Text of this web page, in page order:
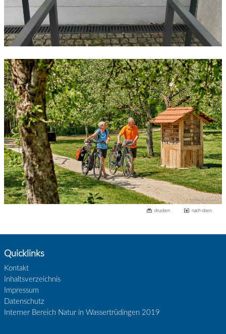
drucken nach oben
Quicklinks
Kontakt
Inhaltsverzeichnis
Impressum
Datenschutz
Interner Bereich Natur in Wassertrüdingen 2019